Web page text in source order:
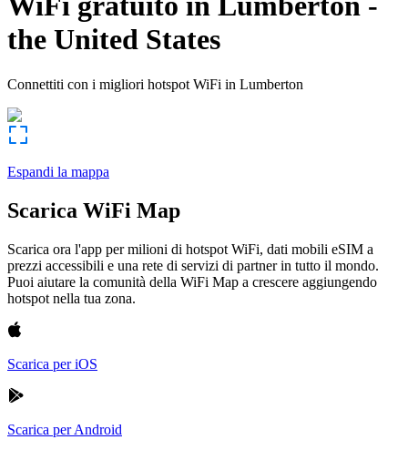
the United States
Connettiti con i migliori hotspot WiFi in Lumberton
Espandi la mappa
Scarica WiFi Map
Scarica ora l'app per milioni di hotspot WiFi, dati mobili eSIM a
prezzi accessibili e una rete di servizi di partner in tutto il mondo.
Puoi aiutare la comunità della WiFi Map a crescere aggiungendo
hotspot nella tua zona.
Scarica per iOS
Scarica per Android